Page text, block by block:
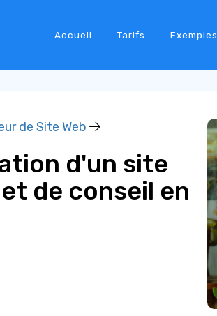
Accueil Tarifs Exemples
de Site Web
d'un site
de conseil en